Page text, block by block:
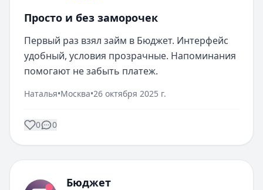
Просто и без заморочек
Первый раз взял займ в Бюджет. Интерфейс
удобный, условия прозрачные. Напоминания
помогают не забыть платеж.
Наталья•Москва•26 октября 2025 г.
0 0
Бюджет